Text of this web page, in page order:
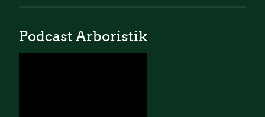
Podcast Arboristik